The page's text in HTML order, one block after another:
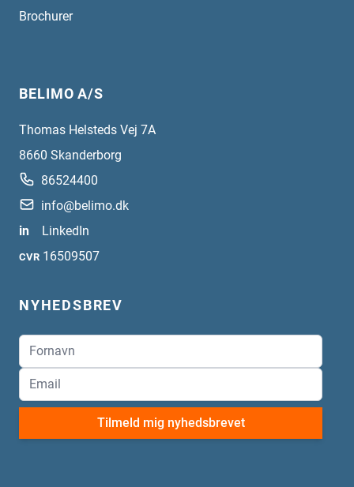
Brochurer
BELIMO A/S
Thomas Helsteds Vej 7A
8660 Skanderborg
86524400
info@belimo.dk
in
LinkedIn
CVR 16509507
NYHEDSBREV
Tilmeld mig nyhedsbrevet